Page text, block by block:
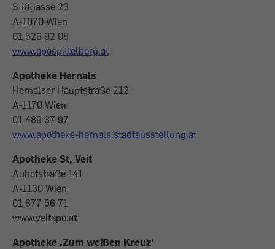
Stiftgasse 23
A-1070 Wien
01 526 92 08
www.apospittelberg.at
Apotheke Hernals
Hernalser Hauptstraße 212
A-1170 Wien
01 489 37 97
www.apotheke-hernals.stadtausstellung.at
Apotheke St. Veit
Auhofstraße 141
A-1130 Wien
01 877 56 71
www.veitapo.at
Apotheke ‚Zum weißen Kreuz‘